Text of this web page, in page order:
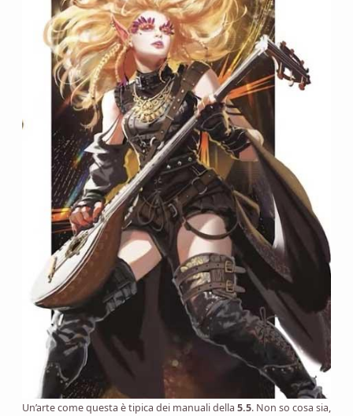
Un’arte come questa è tipica dei manuali della 5.5. Non so cosa sia,